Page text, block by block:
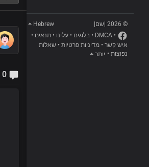
© 2026 |שם|
Hebrew
•
DMCA
• בלוגים • עלינו • תנאים •
איש קשר • מדיניות פרטיות • שאלות
נפוצות • יותר